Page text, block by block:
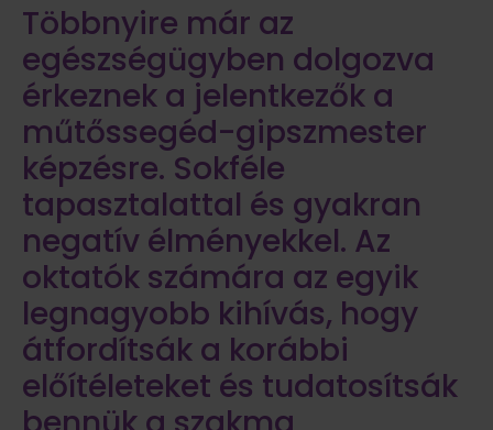
Többnyire már az
egészségügyben dolgozva
érkeznek a jelentkezők a
műtőssegéd-gipszmester
képzésre. Sokféle
tapasztalattal és gyakran
negatív élményekkel. Az
oktatók számára az egyik
legnagyobb kihívás, hogy
átfordítsák a korábbi
előítéleteket és tudatosítsák